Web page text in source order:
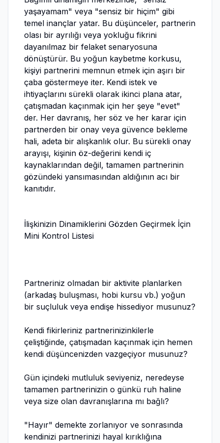
yaşayamam" veya "sensiz bir hiçim" gibi
temel inançlar yatar. Bu düşünceler, partnerin
olası bir ayrılığı veya yokluğu fikrini
dayanılmaz bir felaket senaryosuna
dönüştürür. Bu yoğun kaybetme korkusu,
kişiyi partnerini memnun etmek için aşırı bir
çaba göstermeye iter. Kendi istek ve
ihtiyaçlarını sürekli olarak ikinci plana atar,
çatışmadan kaçınmak için her şeye "evet"
der. Her davranış, her söz ve her karar için
partnerden bir onay veya güvence bekleme
hali, adeta bir alışkanlık olur. Bu sürekli onay
arayışı, kişinin öz-değerini kendi iç
kaynaklarından değil, tamamen partnerinin
gözündeki yansımasından aldığının acı bir
kanıtıdır.
İlişkinizin Dinamiklerini Gözden Geçirmek İçin
Mini Kontrol Listesi
Partneriniz olmadan bir aktivite planlarken
(arkadaş buluşması, hobi kursu vb.) yoğun
bir suçluluk veya endişe hissediyor musunuz?
Kendi fikirleriniz partnerinizinkilerle
çeliştiğinde, çatışmadan kaçınmak için hemen
kendi düşüncenizden vazgeçiyor musunuz?
Gün içindeki mutluluk seviyeniz, neredeyse
tamamen partnerinizin o günkü ruh haline
veya size olan davranışlarına mı bağlı?
"Hayır" demekte zorlanıyor ve sonrasında
kendinizi partnerinizi hayal kırıklığına